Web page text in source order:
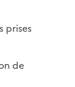
prises
de